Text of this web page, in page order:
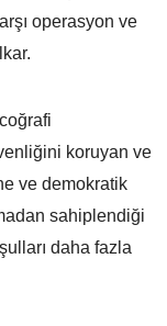
operasyon ve
koruyan ve
ve demokratik
sahiplendiği
daha fazla